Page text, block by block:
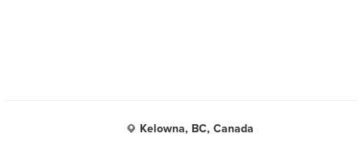
Kelowna, BC, Canada